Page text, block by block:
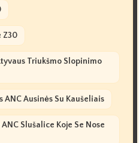
Z30
Triukšmo Slopinimo
ANC Ausinės Su Kaušeliais
Slušalice Koje Se Nose